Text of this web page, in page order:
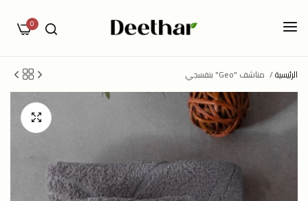
0
الرئيسية/ مناشف "Geo" بنفسجي